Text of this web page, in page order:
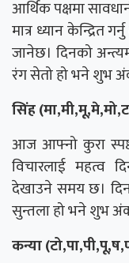
आर्थिक पक्षमा
मात्र ध्यान केन्द्रित
जानेछ। दिनको
रंग सेतो हो भने शुभ
सिंह
आज आफ्नो कुरा
विचारलाई महत्व
देखाउने समय छ।
सुन्तला हो भने शुभ
कन्या